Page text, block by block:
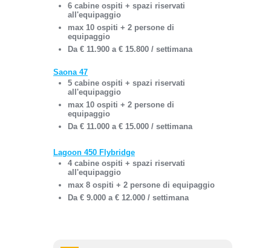
6 cabine ospiti + spazi riservati
all'equipaggio
max 10 ospiti + 2 persone di
equipaggio
Da € 11.900 a € 15.800 / settimana
Saona 47
5 cabine ospiti + spazi riservati
all'equipaggio
max 10 ospiti + 2 persone di
equipaggio
Da € 11.000 a € 15.000 / settimana
Lagoon 450 Flybridge
4 cabine ospiti + spazi riservati
all'equipaggio
max 8 ospiti + 2 persone di equipaggio
Da € 9.000 a € 12.000 / settimana